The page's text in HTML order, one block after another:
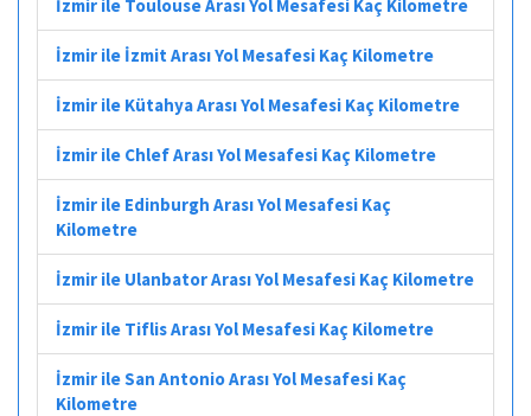
İzmir ile Toulouse Arası Yol Mesafesi Kaç Kilometre
İzmir ile İzmit Arası Yol Mesafesi Kaç Kilometre
İzmir ile Kütahya Arası Yol Mesafesi Kaç Kilometre
İzmir ile Chlef Arası Yol Mesafesi Kaç Kilometre
İzmir ile Edinburgh Arası Yol Mesafesi Kaç
Kilometre
İzmir ile Ulanbator Arası Yol Mesafesi Kaç Kilometre
İzmir ile Tiflis Arası Yol Mesafesi Kaç Kilometre
İzmir ile San Antonio Arası Yol Mesafesi Kaç
Kilometre